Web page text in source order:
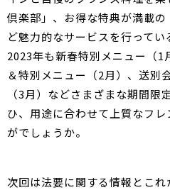
倶楽部」、お得な特典が満載
ど魅力的なサービスを行ってい
2023年も新春特別メニュー（1
＆特別メニュー（2月）、送別
（3月）などさまざまな期間
ひ、用途に合わせて上質なフ
がでしょうか。
次回は法要に関する情報とこ